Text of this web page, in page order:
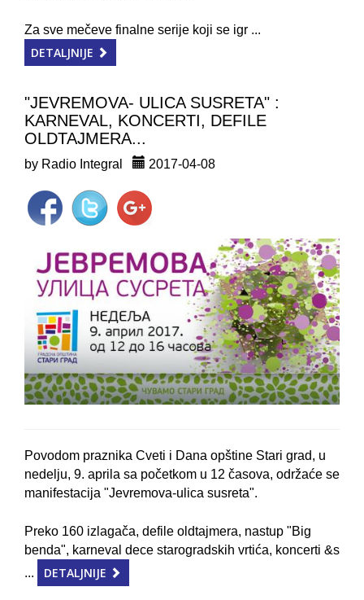
Za sve mečeve finalne serije koji se igr ...
DETALJNIJE
"JEVREMOVA- ULICA SUSRETA" :
KARNEVAL, KONCERTI, DEFILE
OLDTAJMERA...
by Radio Integral 2017-04-08
Povodom praznika Cveti i Dana opštine Stari grad, u
nedelju, 9. aprila sa početkom u 12 časova, održaće se
manifestacija "Jevremova-ulica susreta".
Preko 160 izlagača, defile oldtajmera, nastup "Big
benda", karneval dece starogradskih vrtića, koncerti &s
...
DETALJNIJE